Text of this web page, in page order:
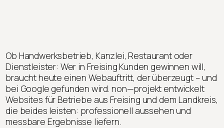
Ob Handwerksbetrieb, Kanzlei, Restaurant oder
Dienstleister: Wer in Freising Kunden gewinnen will,
braucht heute einen Webauftritt, der überzeugt – und
bei Google gefunden wird. non—projekt entwickelt
Websites für Betriebe aus Freising und dem Landkreis,
die beides leisten: professionell aussehen und
messbare Ergebnisse liefern.